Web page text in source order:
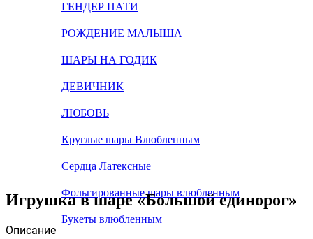
ГЕНДЕР ПАТИ
РОЖДЕНИЕ МАЛЫША
ШАРЫ НА ГОДИК
ДЕВИЧНИК
ЛЮБОВЬ
Круглые шары Влюбленным
Сердца Латексные
Фольгированные шары влюбленным
Букеты влюбленным
Игрушка в шаре «Большой единорог»
Описание